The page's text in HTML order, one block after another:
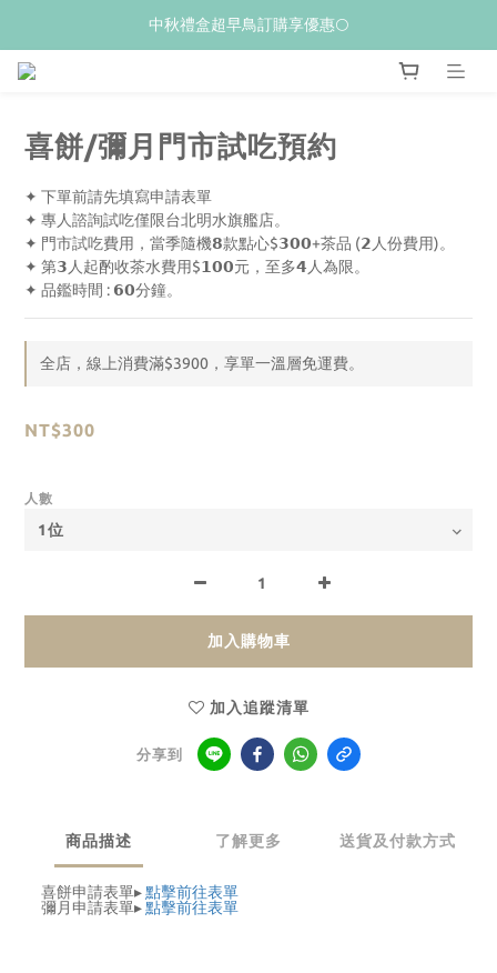
𝙒𝙚𝙡𝙘𝙤𝙢𝙚💝 新加入會員贈$𝟭𝟬𝟬購物金
中秋禮盒超早鳥訂購享優惠🌕
喜餅/彌月門市試吃預約
✦ 下單前請先填寫申請表單
✦ 專人諮詢試吃僅限台北明水旗艦店。
✦ 門市試吃費用，當季隨機𝟴款點心$𝟯𝟬𝟬+茶品 (𝟮人份費用)。
✦ 第𝟯人起酌收茶水費用$𝟭𝟬𝟬元，至多𝟰人為限。
✦ 品鑑時間 : 𝟲𝟬分鐘。
全店，線上消費滿$3900，享單一溫層免運費。
NT$300
人數
加入購物車
加入追蹤清單
分享到
商品描述 了解更多 送貨及付款方式
喜餅申請表單▸點擊前往表單
彌月申請表單▸點擊前往表單